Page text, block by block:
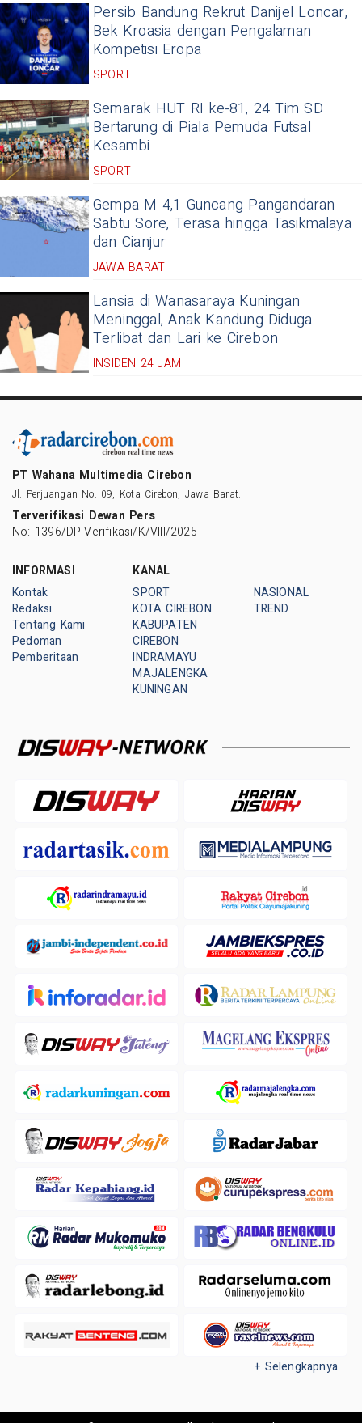
Persib Bandung Rekrut Danijel Loncar,
Bek Kroasia dengan Pengalaman
Kompetisi Eropa
SPORT
Semarak HUT RI ke-81, 24 Tim SD
Bertarung di Piala Pemuda Futsal
Kesambi
SPORT
Gempa M 4,1 Guncang Pangandaran
Sabtu Sore, Terasa hingga Tasikmalaya
dan Cianjur
JAWA BARAT
Lansia di Wanasaraya Kuningan
Meninggal, Anak Kandung Diduga
Terlibat dan Lari ke Cirebon
INSIDEN 24 JAM
PT Wahana Multimedia Cirebon
Jl. Perjuangan No. 09, Kota Cirebon, Jawa Barat.
Terverifikasi Dewan Pers
No: 1396/DP-Verifikasi/K/VIII/2025
INFORMASI
Kontak
Redaksi
Tentang Kami
Pedoman
Pemberitaan
KANAL
SPORT
KOTA CIREBON
KABUPATEN
CIREBON
INDRAMAYU
MAJALENGKA
KUNINGAN
NASIONAL
TREND
+ Selengkapnya